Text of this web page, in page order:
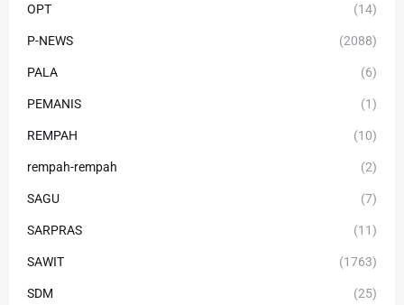
OPT (14)
P-NEWS (2088)
PALA (6)
PEMANIS (1)
REMPAH (10)
rempah-rempah (2)
SAGU (7)
SARPRAS (11)
SAWIT (1763)
SDM (25)